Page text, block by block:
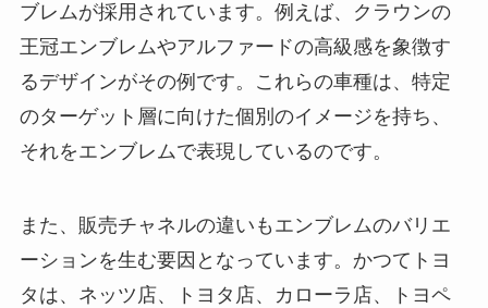
ブレムが採用されています。例えば、クラウンの
王冠エンブレムやアルファードの高級感を象徴す
るデザインがその例です。これらの車種は、特定
のターゲット層に向けた個別のイメージを持ち、
それをエンブレムで表現しているのです。
また、販売チャネルの違いもエンブレムのバリエ
ーションを生む要因となっています。かつてトヨ
タは、ネッツ店、トヨタ店、カローラ店、トヨペ